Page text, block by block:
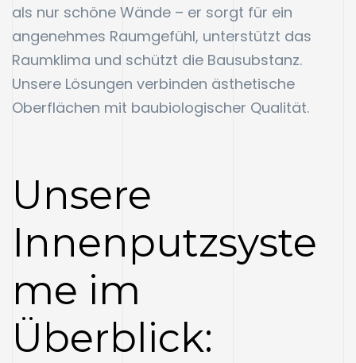
als nur schöne Wände – er sorgt für ein
angenehmes Raumgefühl, unterstützt das
Raumklima und schützt die Bausubstanz.
Unsere Lösungen verbinden ästhetische
Oberflächen mit baubiologischer Qualität.
Unsere
Innenputzsyste
me im
Überblick: